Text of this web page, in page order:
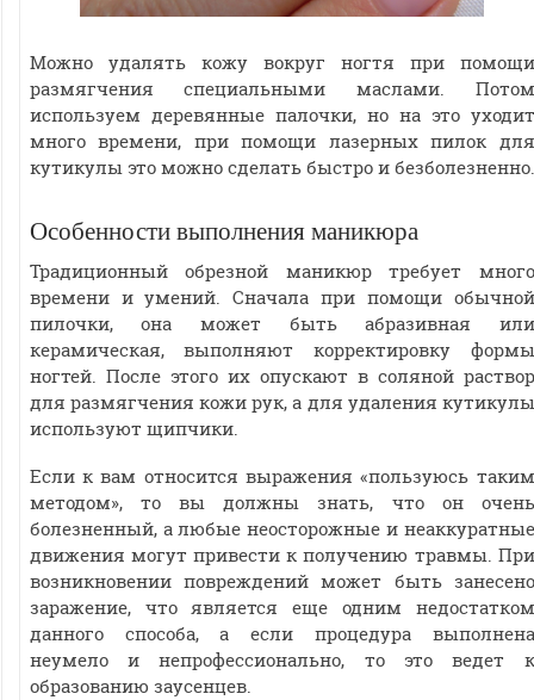
Можно удалять кожу вокруг ногтя при помощи
размягчения специальными маслами. Потом
используем деревянные палочки, но на это уходит
много времени, при помощи лазерных пилок для
кутикулы это можно сделать быстро и безболезненно.
Особенности выполнения маникюра
Традиционный обрезной маникюр требует много
времени и умений. Сначала при помощи обычной
пилочки, она может быть абразивная или
керамическая, выполняют корректировку формы
ногтей. После этого их опускают в соляной раствор
для размягчения кожи рук, а для удаления кутикулы
используют щипчики.
Если к вам относится выражения «пользуюсь таким
методом», то вы должны знать, что он очень
болезненный, а любые неосторожные и неаккуратные
движения могут привести к получению травмы. При
возникновении повреждений может быть занесено
заражение, что является еще одним недостатком
данного способа, а если процедура выполнена
неумело и непрофессионально, то это ведет к
образованию заусенцев.